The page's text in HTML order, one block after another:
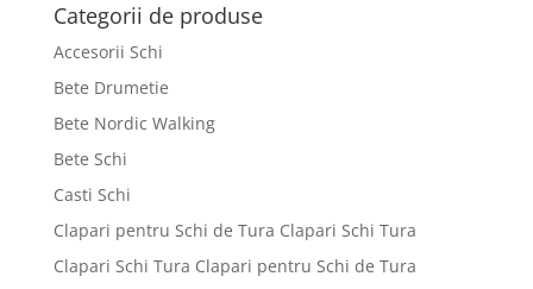
Categorii de produse
Accesorii Schi
Bete Drumetie
Bete Nordic Walking
Bete Schi
Casti Schi
Clapari pentru Schi de Tura Clapari Schi Tura
Clapari Schi Tura Clapari pentru Schi de Tura